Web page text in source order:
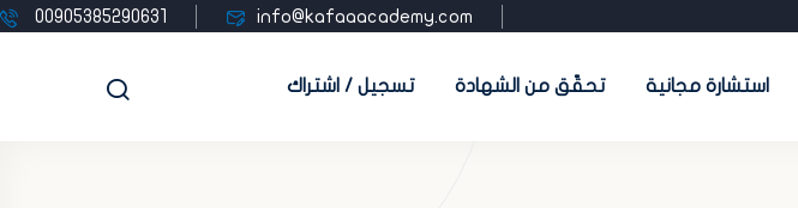
استشارتك المجانية info@kafaaacademy.com
00905385290631
استشارة مجانية تحقّق من الشهادة تسجيل / اشتراك